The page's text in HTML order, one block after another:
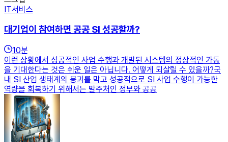
IT서비스
대기업이 참여하면 공공 SI 성공할까?
10분
이런 상황에서 성공적인 사업 수행과 개발된 시스템의 정상적인 가동
을 기대한다는 것은 쉬운 일은 아닙니다. 어떻게 되살릴 수 있을까?국
내 SI 산업 생태계의 붕괴를 막고 성공적으로 SI 사업 수행이 가능한
역량을 회복하기 위해서는 발주처인 정부와 공공